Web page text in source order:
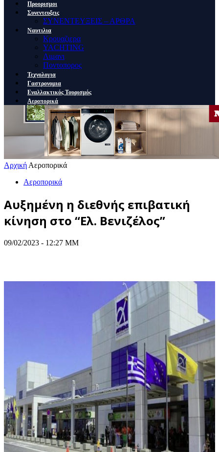
Προορισμοι
Συνεντευξεις
ΣΥΝΕΝΤΕΥΞΕΙΣ – ΑΡΘΡΑ
Ναυτιλια
Κρουαζιερα
YACHTING
Λιμανι
Ποντοπορος
Τεχνολογια
Γαστρονομια
Εναλλακτικός Τουρισμός
Αεροπορικά
Αρχική Αεροπορικά
Αεροπορικά
Αυξημένη η διεθνής επιβατική
κίνηση στο “Ελ. Βενιζέλος”
09/02/2023 - 12:27 ΜΜ